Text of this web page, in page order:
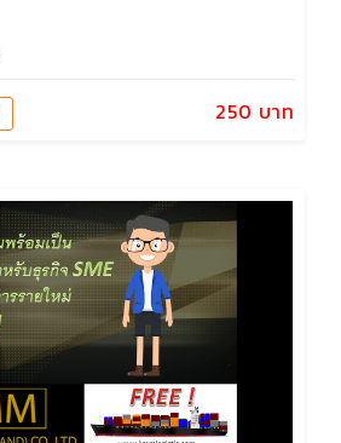
250 บาท